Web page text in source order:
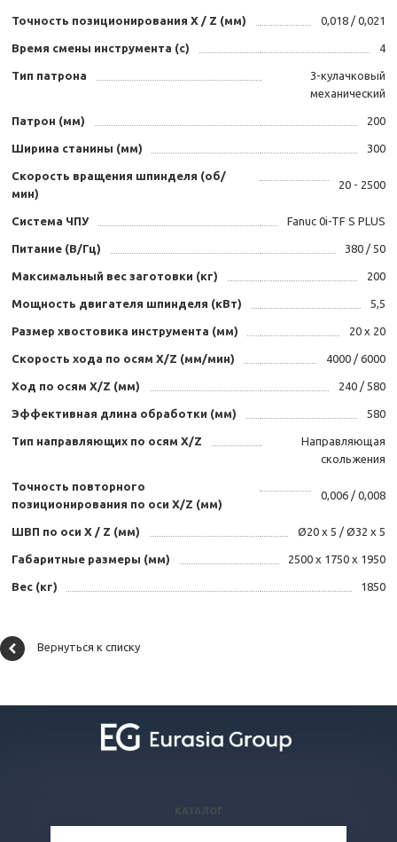
Точность позиционирования Х / Z (мм) 0,018 / 0,021
Время смены инструмента (с) 4
Тип патрона
3-кулачковый
механический
Патрон (мм) 200
Ширина станины (мм) 300
Скорость вращения шпинделя (об/
мин)
20 - 2500
Система ЧПУ Fanuc 0i-TF S PLUS
Питание (В/Гц) 380 / 50
Максимальный вес заготовки (кг) 200
Мощность двигателя шпинделя (кВт) 5,5
Размер хвостовика инструмента (мм) 20 х 20
Скорость хода по осям X/Z (мм/мин) 4000 / 6000
Ход по осям X/Z (мм) 240 / 580
Эффективная длина обработки (мм) 580
Тип направляющих по осям X/Z
Направляющая
скольжения
Точность повторного
позиционирования по оси X/Z (мм)
0,006 / 0,008
ШВП по оси X / Z (мм) Ø20 х 5 / Ø32 х 5
Габаритные размеры (мм) 2500 х 1750 х 1950
Вес (кг) 1850
Вернуться к списку
КАТАЛОГ